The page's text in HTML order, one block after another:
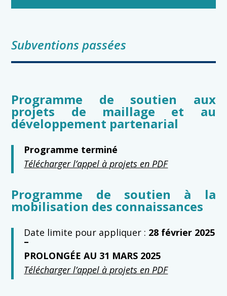
Subventions passées
Programme de soutien aux
projets de maillage et au
développement partenarial
Programme terminé
Télécharger l’appel à projets en PDF
Programme de soutien à la
mobilisation des connaissances
Date limite pour appliquer : 28 février 2025
–
PROLONGÉE AU 31 MARS 2025
Télécharger l’appel à projets en PDF